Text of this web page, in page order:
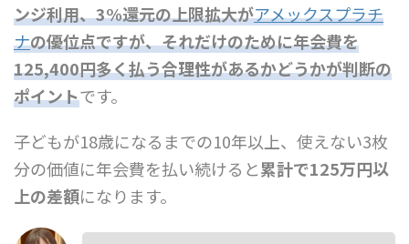
ンジ利用、3%還元の上限拡大がアメックスプラチ
ナの優位点ですが、それだけのために年会費を
125,400円多く払う合理性があるかどうかが判断の
ポイントです。
子どもが18歳になるまでの10年以上、使えない3枚
分の価値に年会費を払い続けると累計で125万円以
上の差額になります。